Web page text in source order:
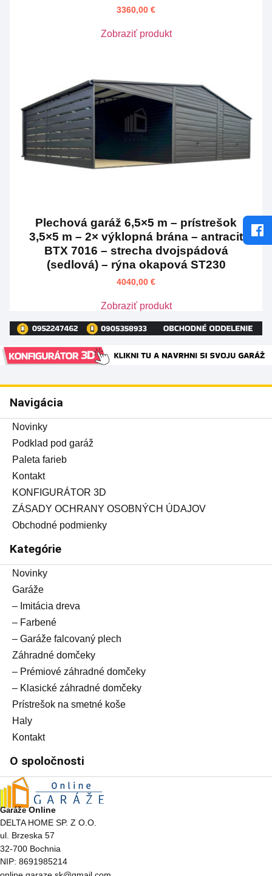
3360,00 €
Zobraziť produkt
Plechová garáž 6,5×5 m – prístrešok
3,5×5 m – 2× výklopná brána – antracit
BTX 7016 – strecha dvojspádová
(sedlová) – rýna okapová ST230
4040,00 €
Zobraziť produkt
Navigácia
Novinky
Podklad pod garáž
Paleta farieb
Kontakt
KONFIGURÁTOR 3D
ZÁSADY OCHRANY OSOBNÝCH ÚDAJOV
Obchodné podmienky
Kategórie
Novinky
Garáže
– Imitácia dreva
– Farbené
– Garáže falcovaný plech
Záhradné domčeky
– Prémiové záhradné domčeky
– Klasické záhradné domčeky
Prístrešok na smetné koše
Haly
Kontakt
O spoločnosti
GarážeOnline
DELTA HOME SP. Z O.O.
ul. Brzeska 57
32-700 Bochnia
NIP: 8691985214